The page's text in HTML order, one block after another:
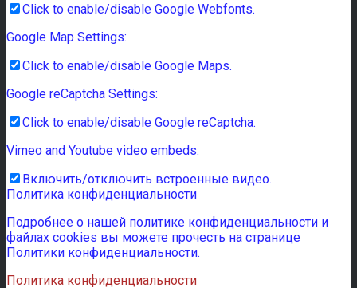
Click to enable/disable Google Webfonts.
Google Map Settings:
Click to enable/disable Google Maps.
Google reCaptcha Settings:
Click to enable/disable Google reCaptcha.
Vimeo and Youtube video embeds:
Включить/отключить встроенные видео.
Политика конфиденциальности
Подробнее о нашей политике конфиденциальности и
файлах cookies вы можете прочесть на странице
Политики конфиденциальности.
Политика конфиденциальности